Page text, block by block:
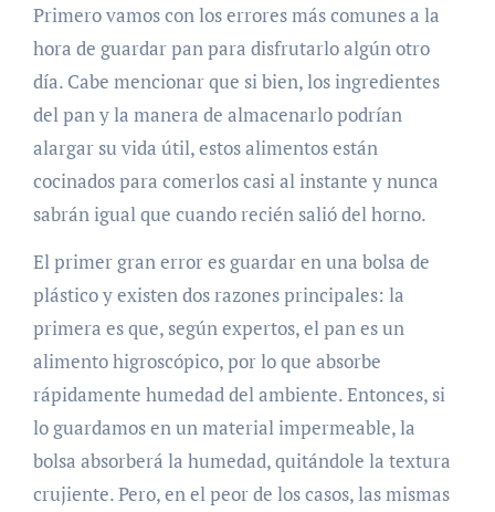
Primero vamos con los errores más comunes a la
hora de guardar pan para disfrutarlo algún otro
día. Cabe mencionar que si bien, los ingredientes
del pan y la manera de almacenarlo podrían
alargar su vida útil, estos alimentos están
cocinados para comerlos casi al instante y nunca
sabrán igual que cuando recién salió del horno.
El primer gran error es guardar en una bolsa de
plástico y existen dos razones principales: la
primera es que, según expertos, el pan es un
alimento higroscópico, por lo que absorbe
rápidamente humedad del ambiente. Entonces, si
lo guardamos en un material impermeable, la
bolsa absorberá la humedad, quitándole la textura
crujiente. Pero, en el peor de los casos, las mismas